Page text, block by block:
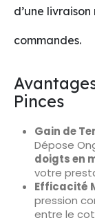
d’une
commandes.
Pinces
Gain de
Dépose
doigts en
votre
Efficacité
pression
entre le